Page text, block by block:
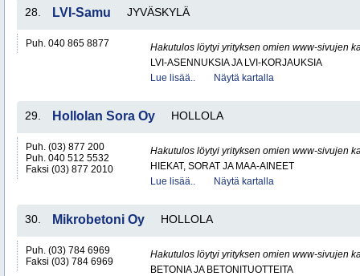
28. LVI-Samu JYVÄSKYLÄ
Puh. 040 865 8877
Hakutulos löytyi yrityksen omien www-sivujen
LVI-ASENNUKSIA JA LVI-KORJAUKSIA
Lue lisää..
Näytä kartalla
29. Hollolan Sora Oy HOLLOLA
Puh. (03) 877 200
Puh. 040 512 5532
Faksi (03) 877 2010
Hakutulos löytyi yrityksen omien www-sivujen
HIEKAT, SORAT JA MAA-AINEET
Lue lisää..
Näytä kartalla
30. Mikrobetoni Oy HOLLOLA
Puh. (03) 784 6969
Faksi (03) 784 6969
Hakutulos löytyi yrityksen omien www-sivujen
BETONIA JA BETONITUOTTEITA